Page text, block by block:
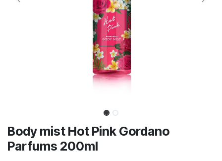
Body mist Hot Pink Gordano
Parfums 200ml